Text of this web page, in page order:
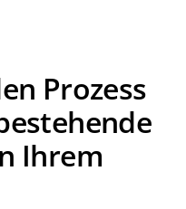
Prozess
Ihrem